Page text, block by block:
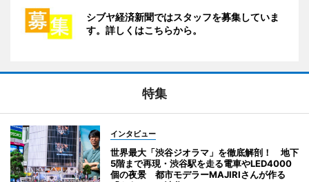
シブヤ経済新聞ではスタッフを募集していま
す。詳しくはこちらから。
特集
インタビュー
世界最大「渋谷ジオラマ」を徹底解剖！ 地下
5階まで再現・渋谷駅を走る電車やLED4000
個の夜景 都市モデラーMAJIRIさんが作る